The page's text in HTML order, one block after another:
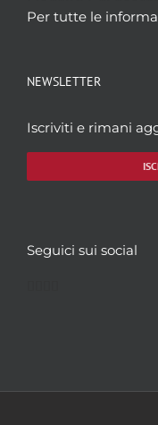
Per tutte le
NEWSLETTER
Iscriviti e rimani
Seguici sui social